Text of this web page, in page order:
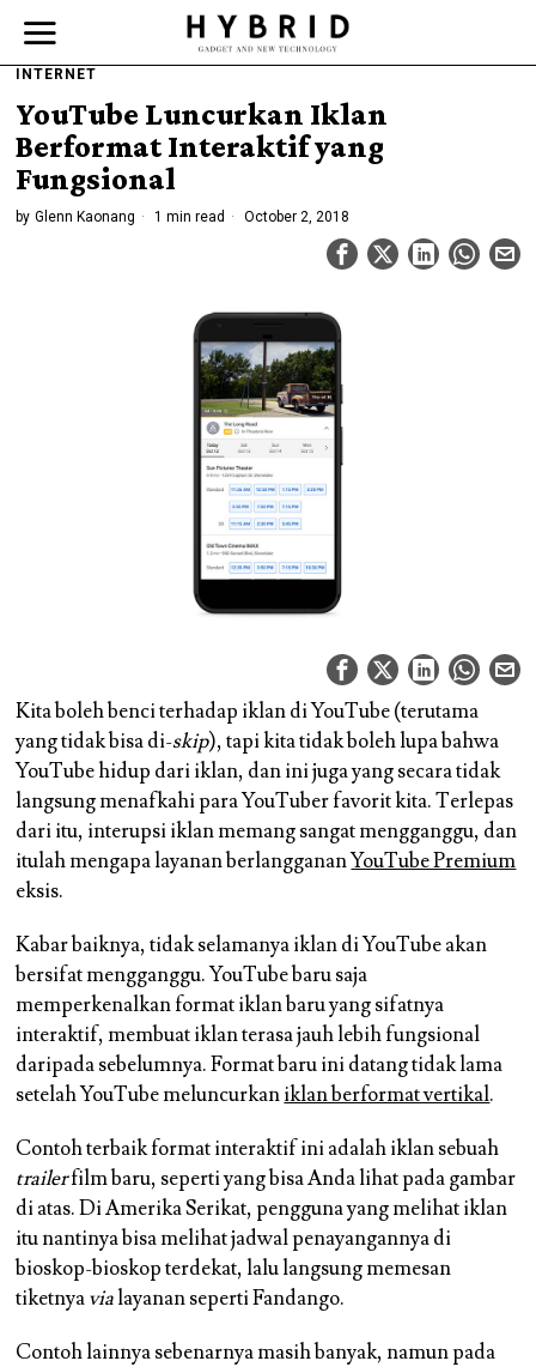
INTERNET
YouTube Luncurkan Iklan
Berformat Interaktif yang
Fungsional
by Glenn Kaonang 1 min read October 2, 2018
Kita boleh benci terhadap iklan di YouTube (terutama
yang tidak bisa di-skip), tapi kita tidak boleh lupa bahwa
YouTube hidup dari iklan, dan ini juga yang secara tidak
langsung menafkahi para YouTuber favorit kita. Terlepas
dari itu, interupsi iklan memang sangat mengganggu, dan
itulah mengapa layanan berlanggananYouTube Premium
eksis.
Kabar baiknya, tidak selamanya iklan di YouTube akan
bersifat mengganggu. YouTube baru saja
memperkenalkan format iklan baru yang sifatnya
interaktif, membuat iklan terasa jauh lebih fungsional
daripada sebelumnya. Format baru ini datang tidak lama
setelah YouTube meluncurkaniklan berformat vertikal.
Contoh terbaik format interaktif ini adalah iklan sebuah
trailerfilm baru, seperti yang bisa Anda lihat pada gambar
di atas. Di Amerika Serikat, pengguna yang melihat iklan
itu nantinya bisa melihat jadwal penayangannya di
bioskop-bioskop terdekat, lalu langsung memesan
tiketnyavialayanan seperti Fandango.
Contoh lainnya sebenarnya masih banyak, namun pada